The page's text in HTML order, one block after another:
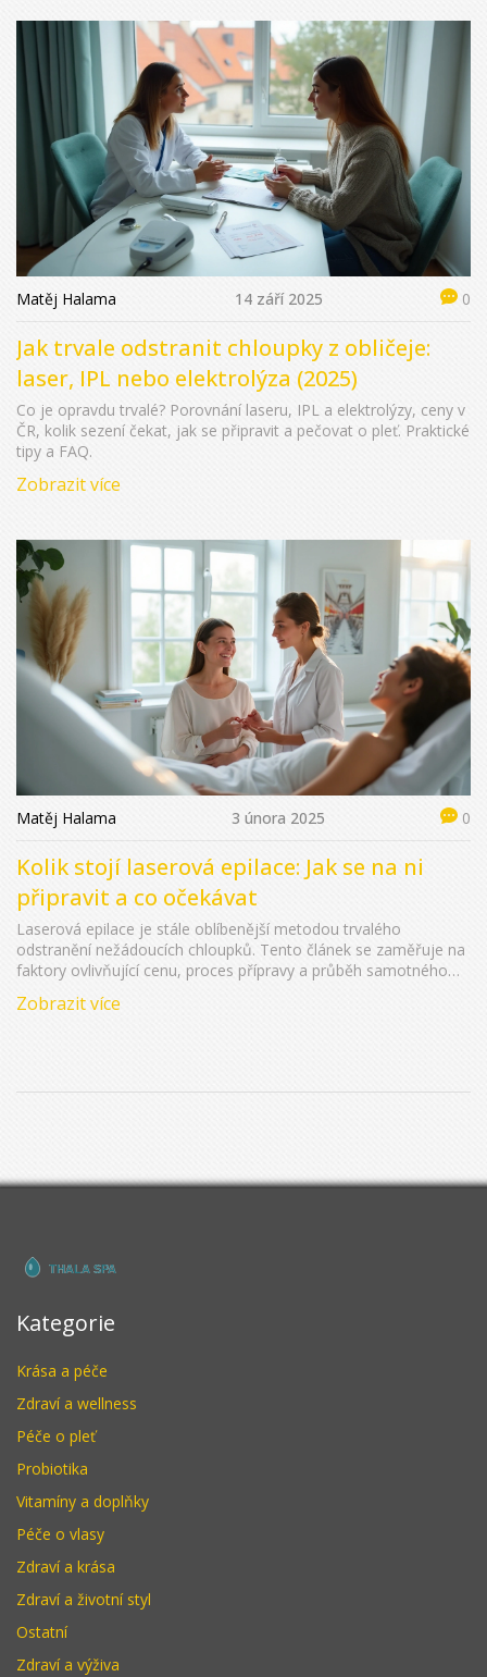
Matěj Halama 14 září 2025 0
Jak trvale odstranit chloupky z obličeje:
laser, IPL nebo elektrolýza (2025)
Co je opravdu trvalé? Porovnání laseru, IPL a elektrolýzy, ceny v
ČR, kolik sezení čekat, jak se připravit a pečovat o pleť. Praktické
tipy a FAQ.
Zobrazit více
Matěj Halama 3 února 2025 0
Kolik stojí laserová epilace: Jak se na ni
připravit a co očekávat
Laserová epilace je stále oblíbenější metodou trvalého
odstranění nežádoucích chloupků. Tento článek se zaměřuje na
faktory ovlivňující cenu, proces přípravy a průběh samotného
kliniku. Informace pomohou rozhodnout, zda je tato metoda
Zobrazit více
Kategorie
Krása a péče
Zdraví a wellness
Péče o pleť
Probiotika
Vitamíny a doplňky
Péče o vlasy
Zdraví a krása
Zdraví a životní styl
Ostatní
Zdraví a výživa